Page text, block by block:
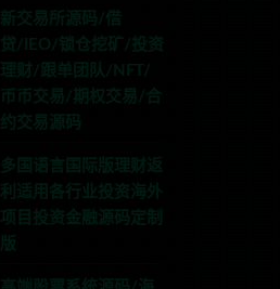
新交易所源码/借
贷/IEO/锁仓挖矿/投资
理财/跟单团队/NFT/
币币交易/期权交易/合
约交易源码
多国语言国际版理财返
利适用各行业投资海外
项目投资金融源码定制
版